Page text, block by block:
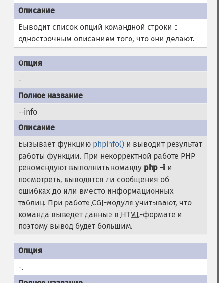
Выводит список опций командной строки с
однострочным описанием того, что они делают.
-i
--info
Вызывает функцию phpinfo()и выводит результат
работы функции. При некорректной работе PHP
рекомендуют выполнить команду php -iи
посмотреть, выводятся ли сообщения об
ошибках до или вместо информационных
таблиц. При работе CGI-модуля учитывают, что
команда выведет данные в HTML-формате и
поэтому вывод будет большим.
-l